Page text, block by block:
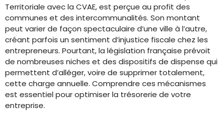
Territoriale avec la CVAE, est perçue au profit des
communes et des intercommunalités. Son montant
peut varier de façon spectaculaire d’une ville à l’autre,
créant parfois un sentiment d’injustice fiscale chez les
entrepreneurs. Pourtant, la législation française prévoit
de nombreuses niches et des dispositifs de dispense qui
permettent d’alléger, voire de supprimer totalement,
cette charge annuelle. Comprendre ces mécanismes
est essentiel pour optimiser la trésorerie de votre
entreprise.